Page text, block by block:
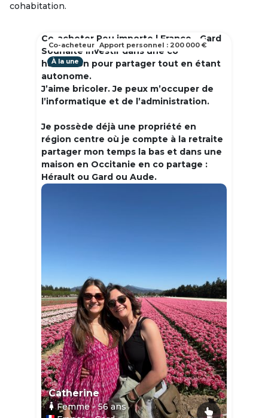
cohabitation.
Co-acheter Peu importe | France - Gard
Souhaite investir dans une co
habitation pour partager tout en étant
autonome.
J’aime bricoler. Je peux m’occuper de
l’informatique et de l’administration.
Je possède déjà une propriété en
région centre où je compte à la retraite
partager mon temps la bas et dans une
maison en Occitanie en co partage :
Hérault ou Gard ou Aude.
À la une
Catherine
Femme- 56ans
Co-acheteur Apport personnel : 200 000 €